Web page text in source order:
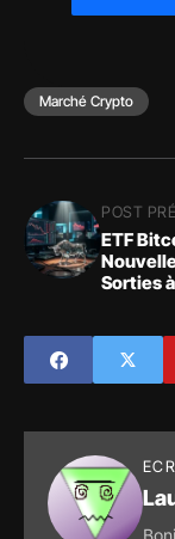
Marché Crypto
POST
ETF
Sorties